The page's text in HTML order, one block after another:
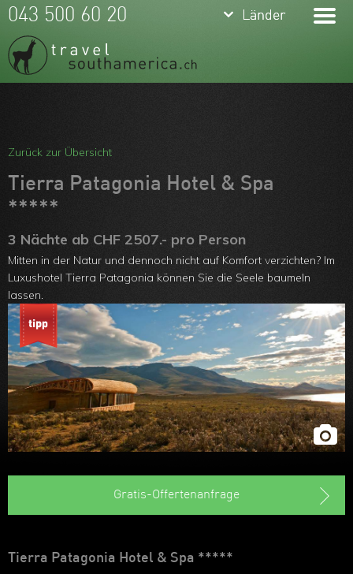
Team
Über uns
Feedbacks
Kontakt
ARVB
keyboard_arrow_down Länder
Ecuador
Bolivien
Uruguay
Guyanas
keyboard_arrow_down Länder
043 500 60 20
Zurück zur Übersicht
Tierra Patagonia Hotel & Spa
*****
3 Nächte ab CHF 2507.- pro Person
Mitten in der Natur und dennoch nicht auf Komfort verzichten? Im
Luxushotel Tierra Patagonia können Sie die Seele baumeln
lassen.
Gratis-Offertenanfrage
Tierra Patagonia Hotel & Spa *****